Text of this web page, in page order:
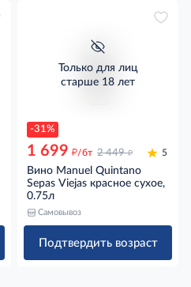
-31%
Только для лиц
старше 18 лет
1 699 д/бт 2 449 д 5
Вино Manuel Quintano
Sepas Viejas красное сухое,
0.75л
Самовывоз
Подтвердить возраст